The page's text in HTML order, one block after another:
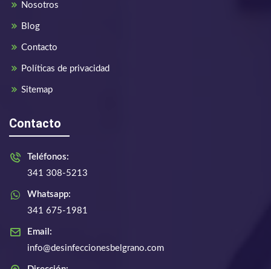
Nosotros
Blog
Contacto
Políticas de privacidad
Sitemap
Contacto
Teléfonos:
341 308-5213
Whatsapp:
341 675-1981
Email:
info@desinfeccionesbelgrano.com